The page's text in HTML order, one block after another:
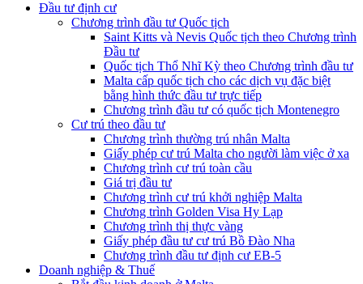
Đầu tư định cư
Chương trình đầu tư Quốc tịch
Saint Kitts và Nevis Quốc tịch theo Chương trình
Đầu tư
Quốc tịch Thổ Nhĩ Kỳ theo Chương trình đầu tư
Malta cấp quốc tịch cho các dịch vụ đặc biệt
bằng hình thức đầu tư trực tiếp
Chương trình đầu tư có quốc tịch Montenegro
Cư trú theo đầu tư
Chương trình thường trú nhân Malta
Giấy phép cư trú Malta cho người làm việc ở xa
Chương trình cư trú toàn cầu
Giá trị đầu tư
Chương trình cư trú khởi nghiệp Malta
Chương trình Golden Visa Hy Lạp
Chương trình thị thực vàng
Giấy phép đầu tư cư trú Bồ Đào Nha
Chương trình đầu tư định cư EB-5
Doanh nghiệp & Thuế